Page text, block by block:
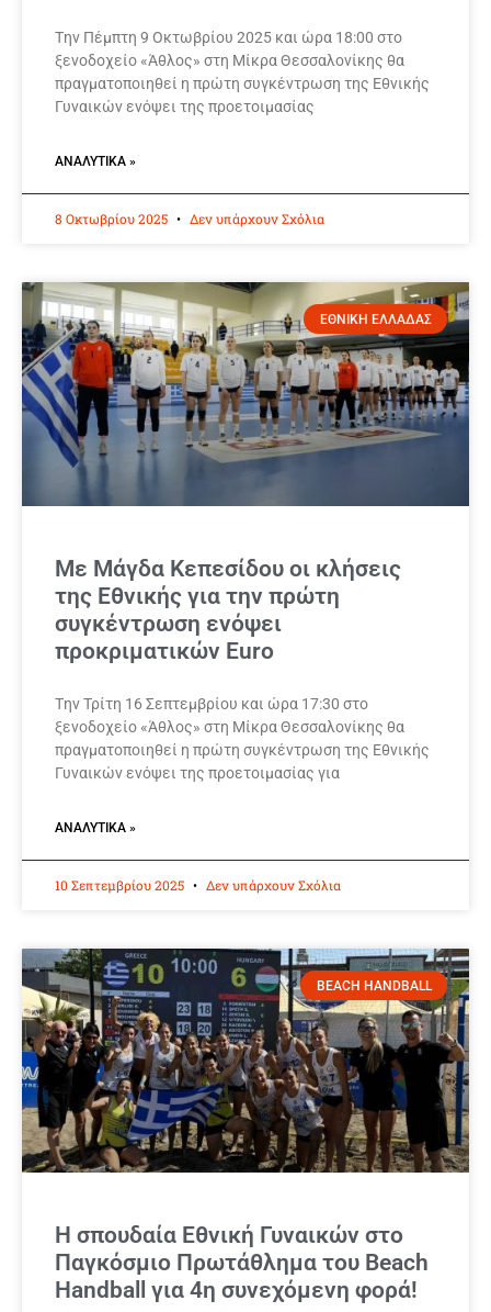
Tην Πέμπτη 9 Οκτωβρίου 2025 και ώρα 18:00 στο
ξενοδοχείο «Άθλος» στη Μίκρα Θεσσαλονίκης θα
πραγματοποιηθεί η πρώτη συγκέντρωση της Εθνικής
Γυναικών ενόψει της προετοιμασίας
ΑΝΑΛΥΤΙΚΆ »
8 Οκτωβρίου 2025 Δεν υπάρχουν Σχόλια
ΕΘΝΙΚΗ ΕΛΛΑΔΑΣ
Με Μάγδα Κεπεσίδου οι κλήσεις
της Εθνικής για την πρώτη
συγκέντρωση ενόψει
προκριματικών Euro
Tην Τρίτη 16 Σεπτεμβρίου και ώρα 17:30 στο
ξενοδοχείο «Άθλος» στη Μίκρα Θεσσαλονίκης θα
πραγματοποιηθεί η πρώτη συγκέντρωση της Εθνικής
Γυναικών ενόψει της προετοιμασίας για
ΑΝΑΛΥΤΙΚΆ »
10 Σεπτεμβρίου 2025 Δεν υπάρχουν Σχόλια
BEACH HANDBALL
Η σπουδαία Εθνική Γυναικών στο
Παγκόσμιο Πρωτάθλημα του Beach
Handball για 4η συνεχόμενη φορά!